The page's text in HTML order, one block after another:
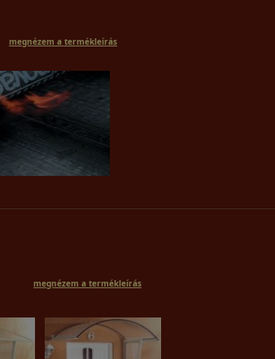
megnézem a termékleírás
megnézem a termékleírás